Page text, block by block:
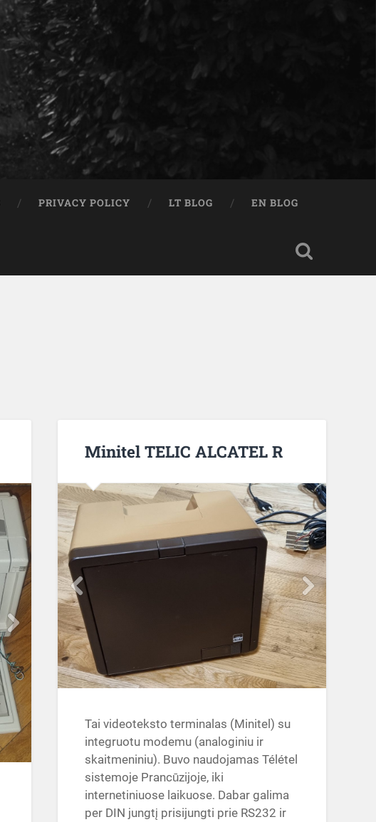
PRIVACY POLICY LT BLOG EN BLOG
Minitel TELIC ALCATEL R
Tai videoteksto terminalas (Minitel) su
integruotu modemu (analoginiu ir
skaitmeniniu). Buvo naudojamas Télétel
sistemoje Prancūzijoje, iki
internetiniuose laikuose. Dabar galima
per DIN jungtį prisijungti prie RS232 ir